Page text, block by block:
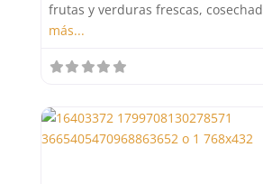
frutas y verduras frescas,
más...